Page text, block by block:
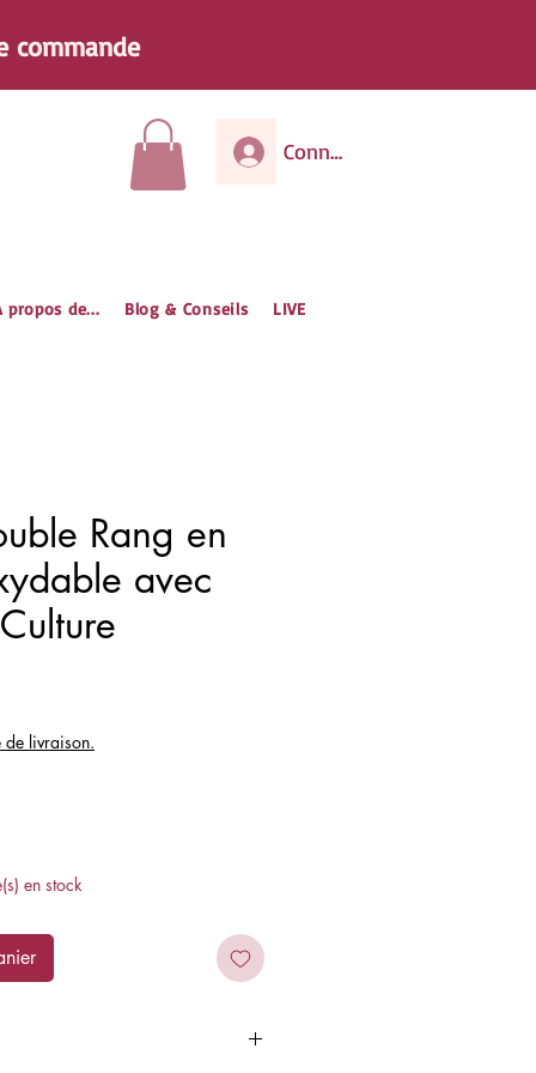
commande
Connexion
propos de... Blog & Conseils LIVE
Rang en
avec
de livraison.
en stock